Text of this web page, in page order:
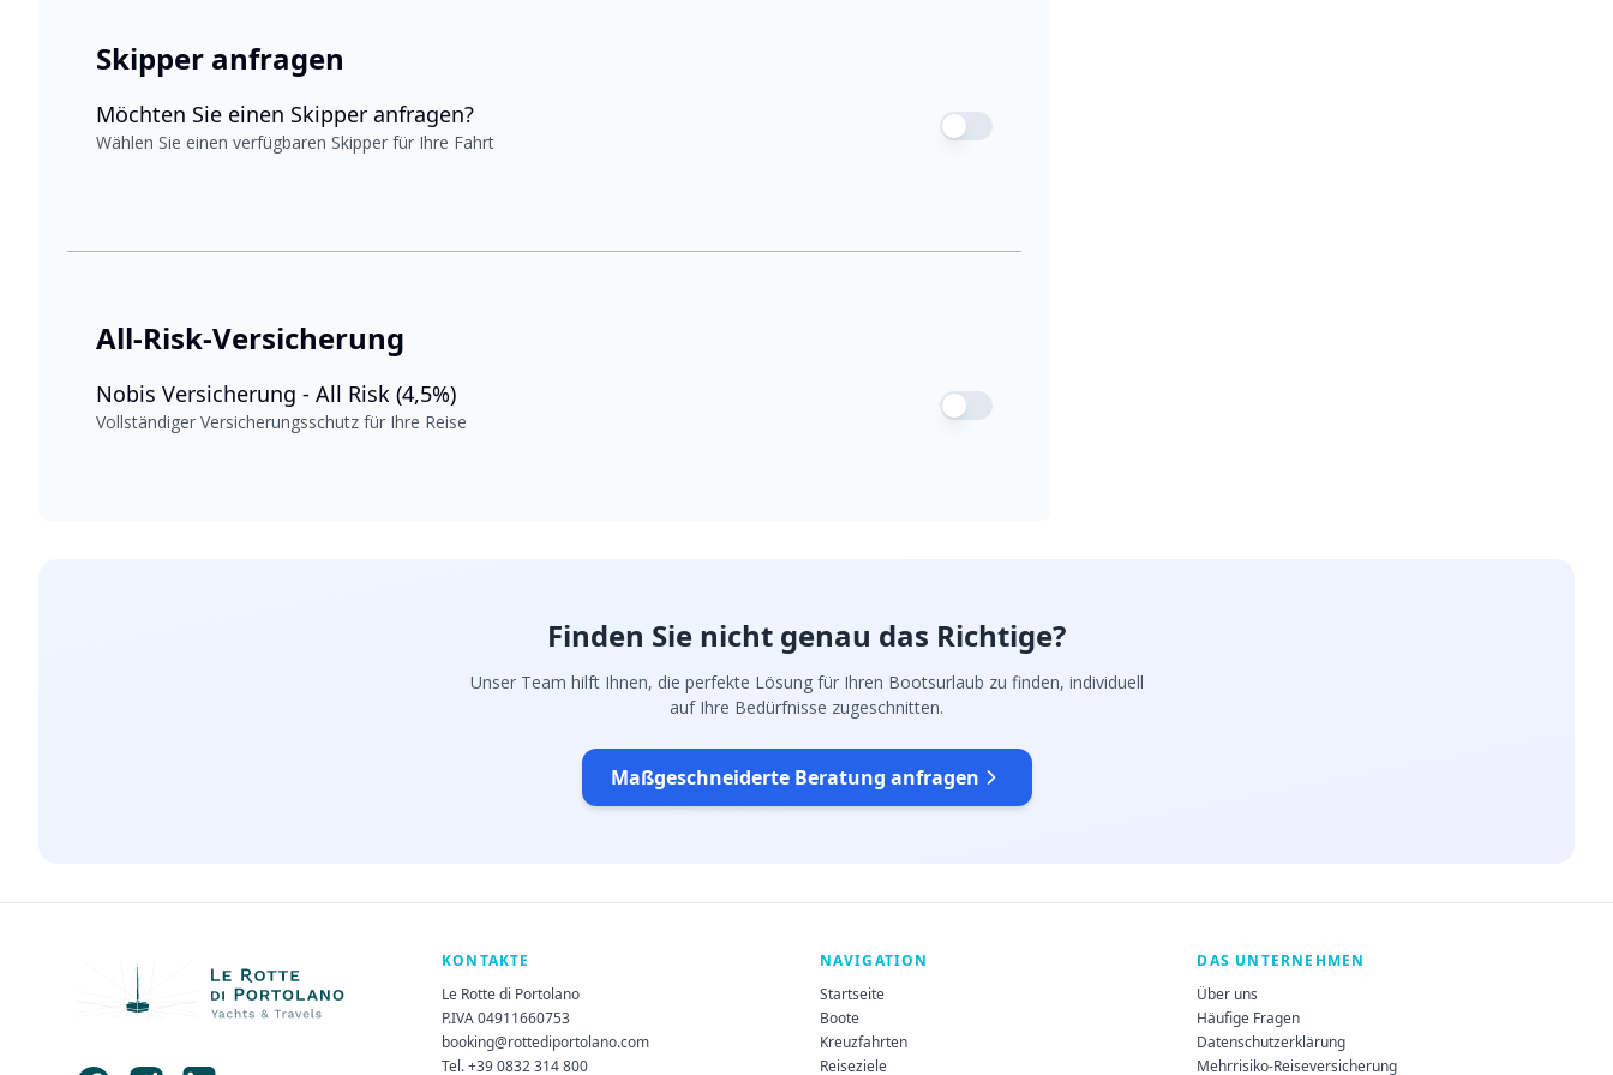
Skipper anfragen
Möchten Sie einen Skipper anfragen?
Wählen Sie einen verfügbaren Skipper für Ihre Fahrt
All-Risk-Versicherung
Nobis Versicherung - All Risk (4,5%)
Vollständiger Versicherungsschutz für Ihre Reise
Finden Sie nicht genau das Richtige?
Unser Team hilft Ihnen, die perfekte Lösung für Ihren Bootsurlaub zu finden, individuell
auf Ihre Bedürfnisse zugeschnitten.
Maßgeschneiderte Beratung anfragen
KONTAKTE
Le Rotte di Portolano
P.IVA 04911660753
booking@rottediportolano.com
Tel. +39 0832 314 800
NAVIGATION
Startseite
Boote
Kreuzfahrten
Reiseziele
DAS UNTERNEHMEN
Über uns
Häufige Fragen
Datenschutzerklärung
Mehrrisiko-Reiseversicherung